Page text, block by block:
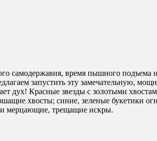
самодержавия, время пышного
запустить эту замечательную,
дух! Красные звезды с золотыми
хвосты; синие, зеленые букетики
и мерцающие, трещащие искры.